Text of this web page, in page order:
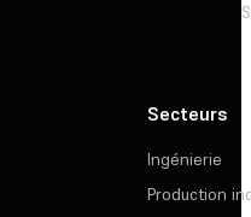
Secteurs
Ingénierie
Production